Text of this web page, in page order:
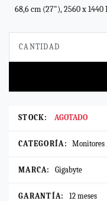
68,6 cm (27"), 2560 x 1440
CANTIDAD
STOCK: AGOTADO
CATEGORÍA: Monitores
MARCA: Gigabyte
GARANTÍA: 12 meses